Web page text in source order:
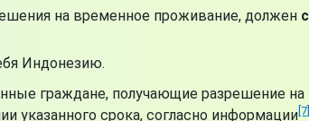
на временное проживание, должен
Индонезию.
граждане, получающие разрешение
указанного срока, согласно информации[7]